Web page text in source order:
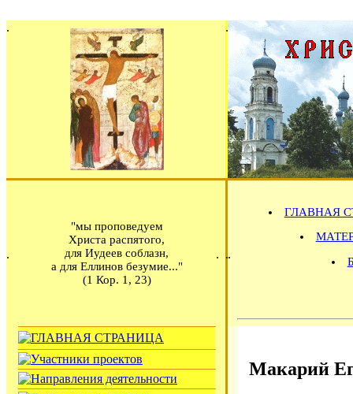
"мы проповедуем
Христа распятого,
для Иудеев соблазн,
а для Еллинов безумие..."
(1 Кор. 1, 23)
ГЛАВНАЯ
Макарий